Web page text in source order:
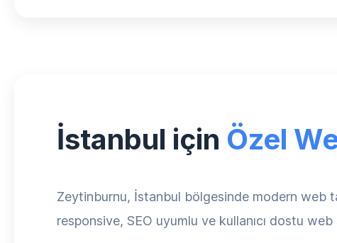
İstanbul için Özel
Zeytinburnu, İstanbul bölgesinde modern web
responsive, SEO uyumlu ve kullanıcı dostu